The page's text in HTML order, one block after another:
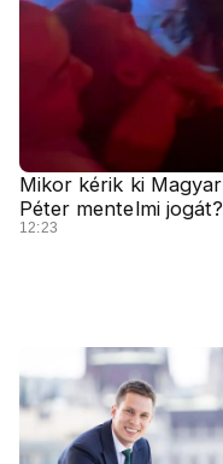
Mikor kérik ki Magyar
Péter mentelmi jogát?
12:23